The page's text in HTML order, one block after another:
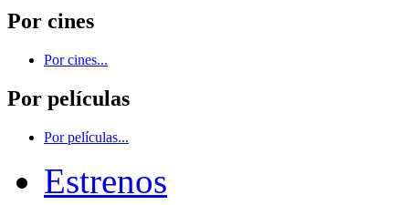
Por cines
Por cines...
Por películas
Por películas...
Estrenos